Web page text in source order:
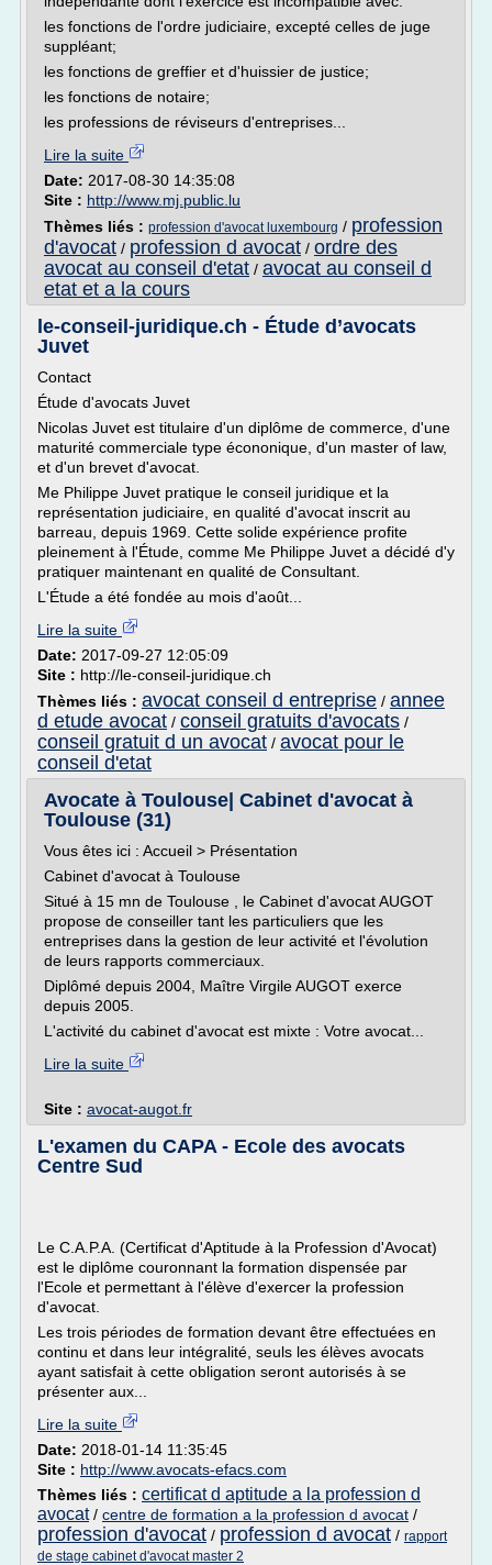
les fonctions de l'ordre judiciaire, excepté celles de juge
suppléant;
les fonctions de greffier et d'huissier de justice;
les fonctions de notaire;
les professions de réviseurs d'entreprises...
Lire la suite
Date: 2017-08-30 14:35:08
Site : http://www.mj.public.lu
Thèmes liés : profession d'avocat luxembourg / profession
d'avocat / profession d avocat / ordre des
avocat au conseil d'etat / avocat au conseil d
etat et a la cours
le-conseil-juridique.ch - Étude d’avocats
Juvet
Contact
Étude d'avocats Juvet
Nicolas Juvet est titulaire d'un diplôme de commerce, d'une
maturité commerciale type écononique, d'un master of law,
et d'un brevet d'avocat.
Me Philippe Juvet pratique le conseil juridique et la
représentation judiciaire, en qualité d'avocat inscrit au
barreau, depuis 1969. Cette solide expérience profite
pleinement à l'Étude, comme Me Philippe Juvet a décidé d'y
pratiquer maintenant en qualité de Consultant.
L'Étude a été fondée au mois d'août...
Lire la suite
Date: 2017-09-27 12:05:09
Site : http://le-conseil-juridique.ch
Thèmes liés : avocat conseil d entreprise / annee
d etude avocat / conseil gratuits d'avocats /
conseil gratuit d un avocat / avocat pour le
conseil d'etat
Avocate à Toulouse| Cabinet d'avocat à
Toulouse (31)
Vous êtes ici : Accueil > Présentation
Cabinet d'avocat à Toulouse
Situé à 15 mn de Toulouse , le Cabinet d'avocat AUGOT
propose de conseiller tant les particuliers que les
entreprises dans la gestion de leur activité et l'évolution
de leurs rapports commerciaux.
Diplômé depuis 2004, Maître Virgile AUGOT exerce
depuis 2005.
L'activité du cabinet d'avocat est mixte : Votre avocat...
Lire la suite
Site : avocat-augot.fr
L'examen du CAPA - Ecole des avocats
Centre Sud
Le C.A.P.A. (Certificat d'Aptitude à la Profession d'Avocat)
est le diplôme couronnant la formation dispensée par
l'Ecole et permettant à l'élève d'exercer la profession
d'avocat.
Les trois périodes de formation devant être effectuées en
continu et dans leur intégralité, seuls les élèves avocats
ayant satisfait à cette obligation seront autorisés à se
présenter aux...
Lire la suite
Date: 2018-01-14 11:35:45
Site : http://www.avocats-efacs.com
Thèmes liés : certificat d aptitude a la profession d
avocat/ centre de formation a la profession d avocat /
profession d'avocat / profession d avocat / rapport
de stage cabinet d'avocat master 2